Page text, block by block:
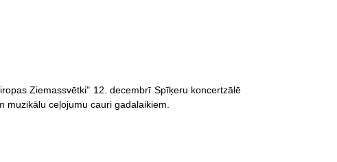
Ziemassvētki" 12. decembrī Spīķeru koncertzālē
muzikālu ceļojumu cauri gadalaikiem.